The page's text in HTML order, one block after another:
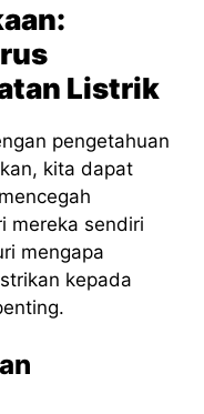
Listrik
pengetahuan
kita dapat
mereka sendiri
mengapa
kepada